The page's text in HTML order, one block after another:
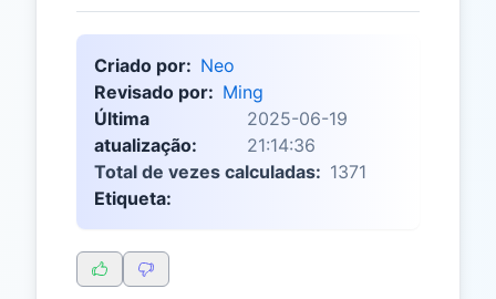
Criado por: Neo
Revisado por: Ming
Última
atualização:
2025-06-19
21:14:36
Total de vezes calculadas: 1371
Etiqueta: